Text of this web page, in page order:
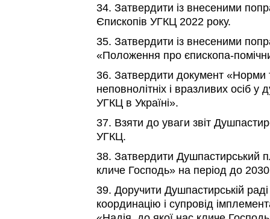
34. Затвердити із внесеними
Єпископів УГКЦ 2022 року.
35. Затвердити із внесеними
«Положення про єпископа-
36. Затвердити документ «Норми
неповнолітніх і вразливих осіб у
УГКЦ в Україні».
37. Взяти до уваги звіт
УГКЦ.
38. Затвердити Душпастирський
кличе Господь» на період до
39. Доручити Душпастирській
координацію і супровід